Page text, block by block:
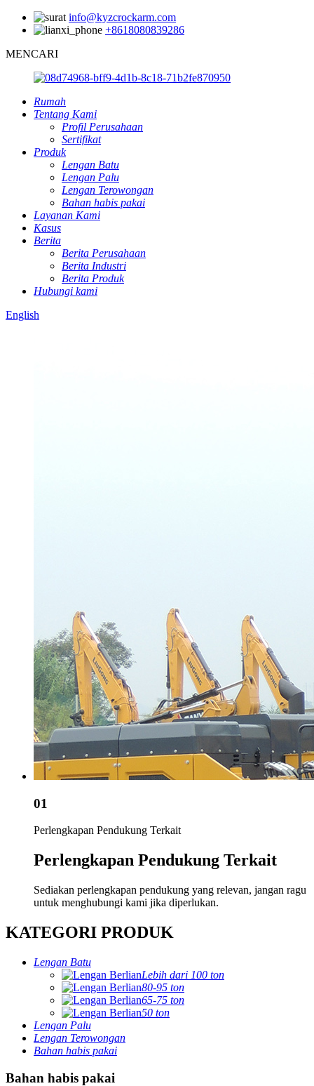
info@kyzcrockarm.com
+8618080839286
MENCARI
Rumah
Tentang Kami
Profil Perusahaan
Sertifikat
Produk
Lengan Batu
Lengan Palu
Lengan Terowongan
Bahan habis pakai
Layanan Kami
Kasus
Berita
Berita Perusahaan
Berita Industri
Berita Produk
Hubungi kami
English
01
Perlengkapan Pendukung Terkait
Perlengkapan Pendukung Terkait
Sediakan perlengkapan pendukung yang relevan, jangan ragu
untuk menghubungi kami jika diperlukan.
KATEGORI PRODUK
Lengan Batu
Lebih dari 100 ton
80-95 ton
65-75 ton
50 ton
Lengan Palu
Lengan Terowongan
Bahan habis pakai
Bahan habis pakai